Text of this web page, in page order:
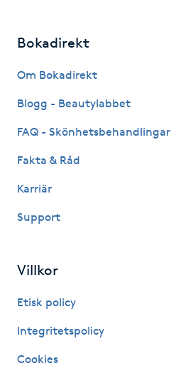
Hårbottenbehandling
Hårförlängning
Hälsa
Idrottsmassage
IPL
Bokadirekt
Om Bokadirekt
Blogg - Beautylabbet
FAQ - Skönhetsbehandlingar
Fakta & Råd
Karriär
Support
Villkor
Etisk policy
Integritetspolicy
Cookies